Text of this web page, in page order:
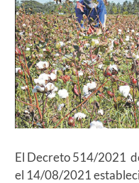
El Decreto 514/2021
el 14/08/2021